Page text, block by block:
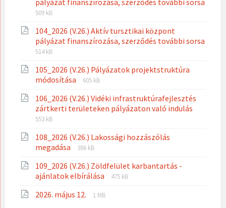
pályázat finanszírozása, szerződés további sorsa
File
pdf
File
509 kB
104_2026 (V.26.) Aktív tursztikai központ
pályázat finanszírozása, szerződés további sorsa
File
pdf
File
514 kB
105_2026 (V.26.) Pályázatok projektstruktúra
módosítása
File
pdf
File
605 kB
106_2026 (V.26.) Vidéki infrastruktúrafejlesztés
zártkerti területeken pályázaton való indulás
553 kB
108_2026 (V.26.) Lakossági hozzászólás
megadása
File
pdf
File
386 kB
109_2026 (V.26.) Zöldfelület karbantartás -
ajánlatok elbírálása
File
File
475 kB
2026. május 12.
File
File
1 MB